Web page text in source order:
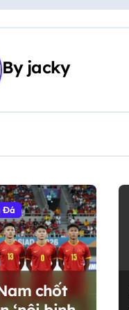
By jacky
Đá
chốt